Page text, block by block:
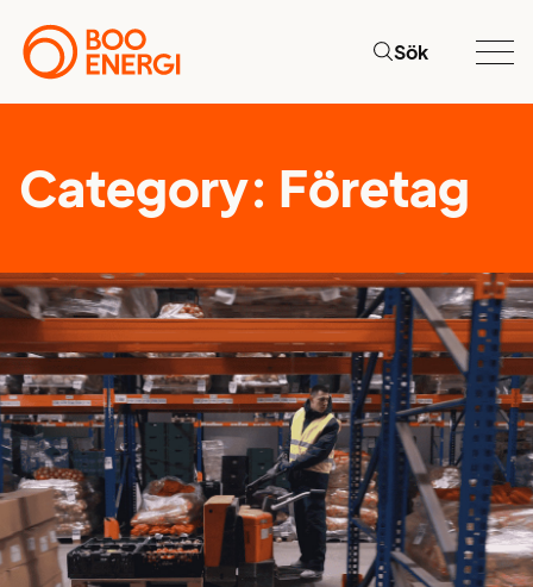
Sök
Category: Företag